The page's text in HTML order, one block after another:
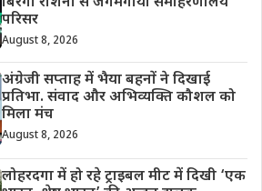
परिसर
August 8, 2026
अंग्रेजी सप्ताह में भैया बहनों ने दिखाई
प्रतिभा. संवाद और अभिव्यक्ति कौशल को
मिला मंच
August 8, 2026
लोहरदगा में हो रहे ट्राइबल मीट में दिखी ‘एक